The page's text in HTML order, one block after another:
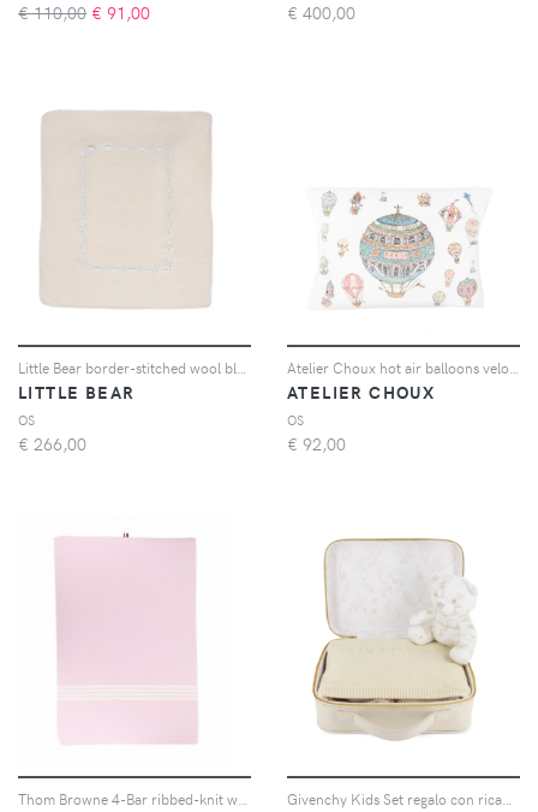
€ 110,00 € 91,00 € 400,00
LITTLE BEAR
OS
€ 266,00
ATELIER CHOUX
OS
€ 92,00